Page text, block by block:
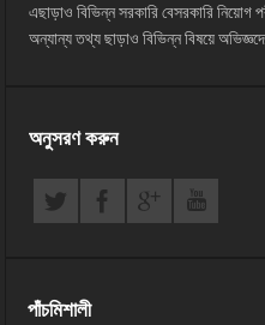
এছাড়াও বিভিন্ন সরকারি বেসরকারি নিয়োগ
অন্যান্য তথ্য ছাড়াও বিভিন্ন বিষয়ে
অনুসরণ করুন
পাঁচমিশালী